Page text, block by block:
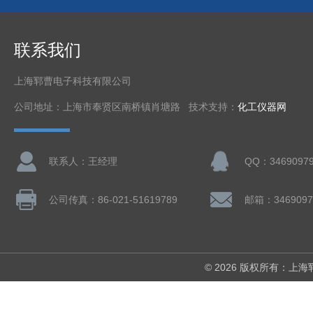
联系我们
上海郓曹电子科技有限公司
公司地址：上海市奉贤区南桥镇肖塘路 技术支持： 化工仪器网
联系人：王经理 QQ：
公司传真：86-021-51619789 邮箱：
© 2026 版权所有：上